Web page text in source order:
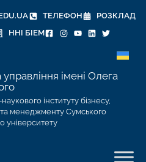
ТЕЛЕФОН
РОЗКЛАД
ННІ БІЕМ
імені Олега
інституту бізнесу,
менеджменту Сумського
університету